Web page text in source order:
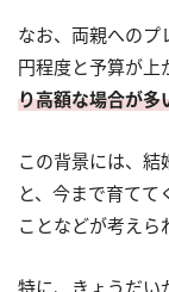
なお、両親へのプ
円程度と予算が上
り高額な場合が多
この背景には、
と、今まで育てて
ことなどが考えら